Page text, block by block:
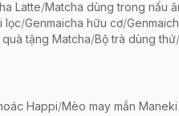
Latte/Matcha dùng trong nấu
lọc/Genmaicha hữu cơ/
quà tặng Matcha/Bộ trà dùng thử/
Happi/Mèo may mắn